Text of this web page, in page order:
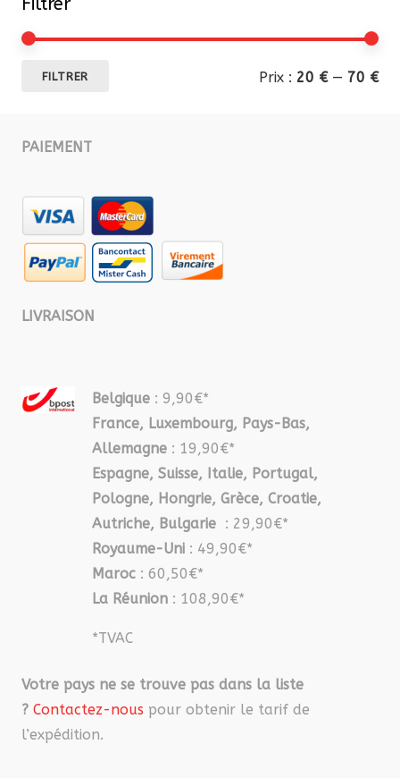
Filtrer
FILTRER Prix : 20 €— 70 €
PAIEMENT
LIVRAISON
Belgique : 9,90€*
France, Luxembourg, Pays-Bas,
Allemagne : 19,90€*
Espagne, Suisse, Italie, Portugal,
Pologne, Hongrie, Grèce, Croatie,
Autriche, Bulgarie : 29,90€*
Royaume-Uni : 49,90€*
Maroc : 60,50€*
La Réunion : 108,90€*
*TVAC
Votre pays ne se trouve pas dans la liste
? Contactez-nous pour obtenir le tarif de
l’expédition.